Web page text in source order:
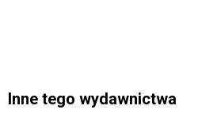
Inne tego wydawnictwa